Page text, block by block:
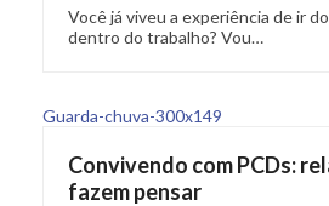
Você já viveu a experiência de ir
dentro do trabalho? Vou…
Convivendo com PCDs:
fazem pensar